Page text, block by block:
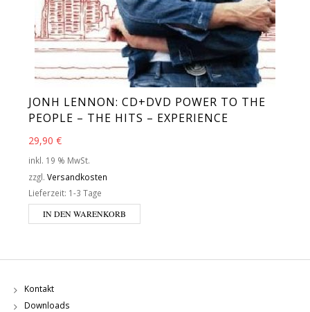
JONH LENNON: CD+DVD POWER TO THE
PEOPLE – THE HITS – EXPERIENCE
29,90 €
inkl. 19 % MwSt.
zzgl. Versandkosten
Lieferzeit: 1-3 Tage
IN DEN WARENKORB
Kontakt
Downloads